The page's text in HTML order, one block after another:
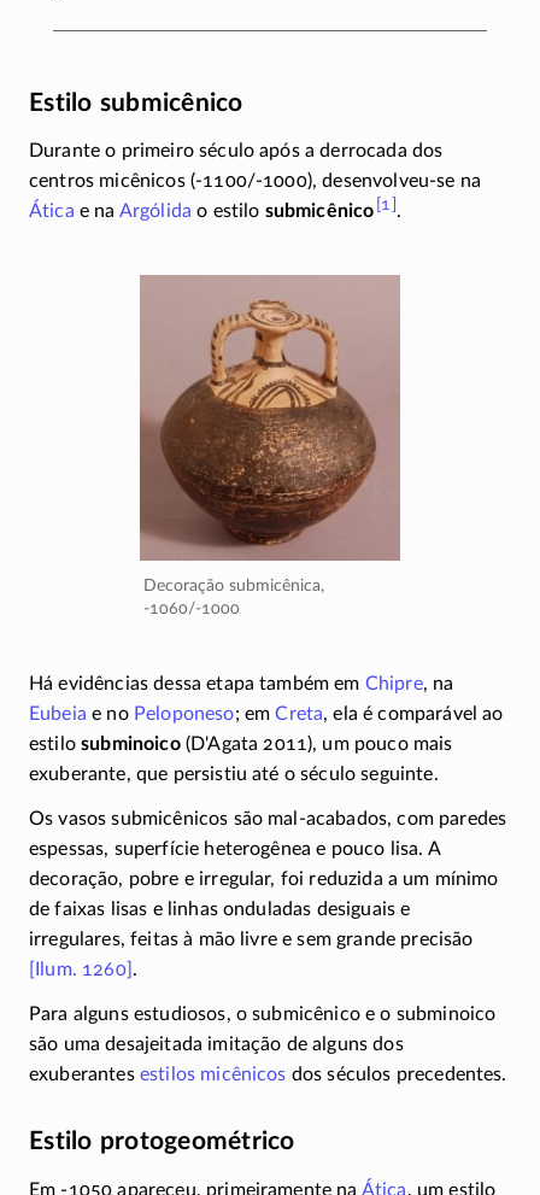
Estilo submicênico
Durante o primeiro século após a derrocada dos
centros micênicos (-1100/-1000), desenvolveu-se na
Ática e na Argólida o estilo submicênico [1] .
Decoração submicênica,
-1060/-1000
Há evidências dessa etapa também em Chipre, na
Eubeia e no Peloponeso; emCreta, ela é comparável ao
estilosubminoico (D'Agata 2011), um pouco mais
exuberante, que persistiu até o século seguinte.
Os vasos submicênicos são mal-acabados, com paredes
espessas, superfície heterogênea e pouco lisa. A
decoração, pobre e irregular, foi reduzida a um mínimo
de faixas lisas e linhas onduladas desiguais e
irregulares, feitas à mão livre e sem grande precisão
[Ilum. 1260] .
Para alguns estudiosos, o submicênico e o subminoico
são uma desajeitada imitação de alguns dos
exuberantes estilos micênicos dos séculos precedentes.
Estilo protogeométrico
Em -1050 apareceu, primeiramente na Ática, um estilo